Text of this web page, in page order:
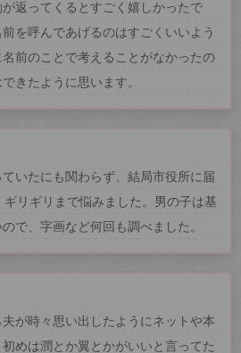
返ってくるとすごく嬉しかったで
を呼んであげるのはすごくいいよう
前のことで考えることがなかったの
きたように思います。
いたにも関わらず、結局市役所に届
リギリまで悩みました。男の子は基
で、字画など何回も調べました。
が時々思い出したようにネットや本
めは潤とか翼とかがいいと言ってた